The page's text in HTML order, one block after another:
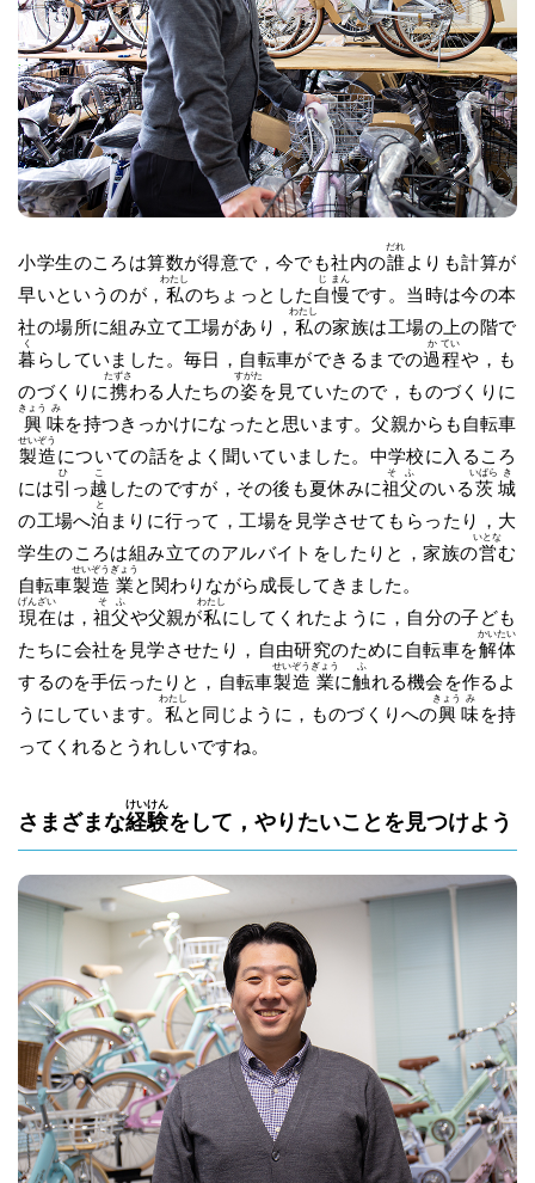
小学生のころは算数が得意で，今でも社内の誰
だれ
よりも計算が
早いというのが， 私
わたし
のちょっとした 自
じ
慢
まん
です。当時は今の本
社の場所に組み立て工場があり， 私
わたし
の家族は工場の上の階で
暮
く
らしていました。毎日，自転車ができるまでの過
か
程
てい
や，も
のづくりに携
たずさ
わる人たちの姿
すがた
を見ていたので，ものづくりに
興
きょう
味
み
を持つきっかけになったと思います。父親からも自転車
製
せい
造
ぞう
についての話をよく聞いていました。中学校に入るころ
には引
ひ
っ越
こ
したのですが，その後も夏休みに祖
そ
父
ふ
のいる茨
いばら
城
き
の工場へ泊
と
まりに行って，工場を見学させてもらったり，大
学生のころは組み立てのアルバイトをしたりと，家族の営
いとな
む
自転車製
せい
造
ぞう
業
ぎょう
と関わりながら成長してきました。
現
げん
在
ざい
は，祖
そ
父
ふ
や父親が私
わたし
にしてくれたように，自分の子ども
たちに会社を見学させたり，自由研究のために自転車を解
かい
体
たい
するのを手伝ったりと，自転車製
せい
造
ぞう
業
ぎょう
に触
ふ
れる機会を作るよ
うにしています。 私
わたし
と同じように，ものづくりへの興
きょう
味
み
を持
ってくれるとうれしいですね。
さまざまな経
けい
験
けん
をして，やりたいことを見つけよう